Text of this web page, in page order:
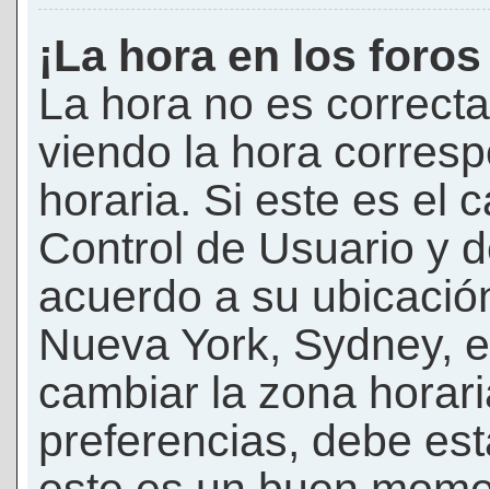
¡La hora en los
La hora no es
viendo la hora
horaria. Si este es el
Control de Usuario y
acuerdo a su
Nueva York, Sydney,
cambiar la zona
preferencias, debe